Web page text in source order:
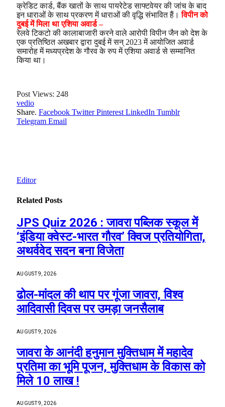
क्रेडिट कार्ड, बैंक खातों के साथ पायरेटेड साफ्टवेयर की जांच के बाद
इन धाराओं के साथ प्रकरण में धाराओं की वृद्धि संभावित हैं।विपीन को
दुबई में मिला था एशिया अवार्ड –
रेलवे टिकटो की कालाबाजारी करने वाले आरोपी विपीन जैन को देश के
एक प्रतिष्ठित अखबार द्वारा दुबई में सन् 2023 में आयोजित अवार्ड
समारोह में मध्यप्रदेश के गौरव के रुप में एशिया अवार्ड से सम्मानित
किया था।
Post Views: 248
vedio
Share. Facebook Twitter Pinterest LinkedIn Tumblr
Telegram Email
Editor
Related Posts
JPS Quiz 2026 : जावरा पब्लिक स्कूल में
‘इंडिया क्वेस्ट-भारत गौरव’ क्विज प्रतियोगिता,
अथर्ववेद सदन बना विजेता
AUGUST 9, 2026
ढोल-मांदल की थाप पर गूंजा जावरा, विश्व
आदिवासी दिवस पर उमड़ा जनसैलाब
AUGUST 9, 2026
जावरा के आनंदी हनुमान मुक्तिधाम में महादेव
प्रतिमा का भूमि पूजन, मुक्तिधाम के विकास को
मिले 10 लाख !
AUGUST 9, 2026